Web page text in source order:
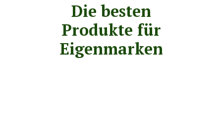
Die besten
Produkte für
Eigenmarken